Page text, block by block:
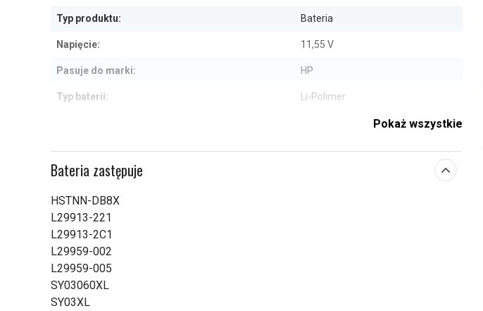
Typ produktu: Bateria
Napięcie: 11,55 V
Pasuje do marki: HP
Typ baterii: Li-Polimer
Wymiary: 276,10 x 126,10 x 4,80 mm
Pojemność:
Pokaż wszystkie
Bateria zastępuje
HSTNN-DB8X
L29913-221
L29913-2C1
L29959-002
L29959-005
SY03060XL
SY03XL